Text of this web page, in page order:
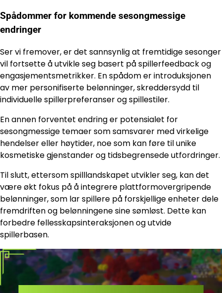
Spådommer for kommende sesongmessige
endringer
Ser vi fremover, er det sannsynlig at fremtidige sesonger
vil fortsette å utvikle seg basert på spillerfeedback og
engasjementsmetrikker. En spådom er introduksjonen
av mer personifiserte belønninger, skreddersydd til
individuelle spillerpreferanser og spillestiler.
En annen forventet endring er potensialet for
sesongmessige temaer som samsvarer med virkelige
hendelser eller høytider, noe som kan føre til unike
kosmetiske gjenstander og tidsbegrensede utfordringer.
Til slutt, ettersom spilllandskapet utvikler seg, kan det
være økt fokus på å integrere plattformovergripende
belønninger, som lar spillere på forskjellige enheter dele
fremdriften og belønningene sine sømløst. Dette kan
forbedre fellesskapsinteraksjonen og utvide
spillerbasen.